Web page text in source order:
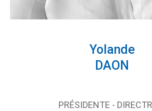
Yolande
DAON
PRÉSIDENTE -